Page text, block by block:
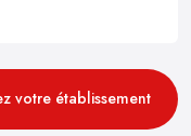
votre établissement